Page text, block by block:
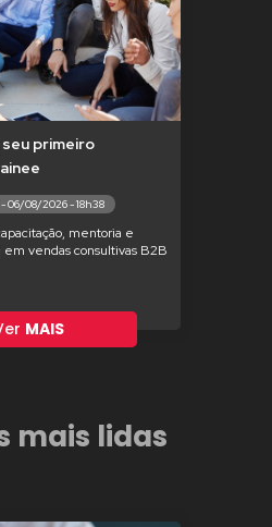
primeiro
06/08/2026 - 18h38
mentoria e
vendas consultivas B2B
MAIS
mais lidas